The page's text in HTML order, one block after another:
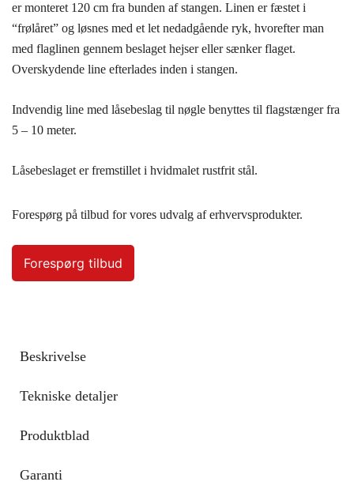
er monteret 120 cm fra bunden af stangen. Linen er fæstet i
“frølåret” og løsnes med et let nedadgående ryk, hvorefter man
med flaglinen gennem beslaget hejser eller sænker flaget.
Overskydende line efterlades inden i stangen.
Indvendig line med låsebeslag til nøgle benyttes til flagstænger fra
5 – 10 meter.
Låsebeslaget er fremstillet i hvidmalet rustfrit stål.
Forespørg på tilbud for vores udvalg af erhvervsprodukter.
Forespørg tilbud
Beskrivelse
Tekniske detaljer
Produktblad
Garanti